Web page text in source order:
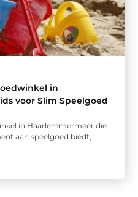
in
voor Slim Speelgoed
in Haarlemmermeer die
aan speelgoed biedt,